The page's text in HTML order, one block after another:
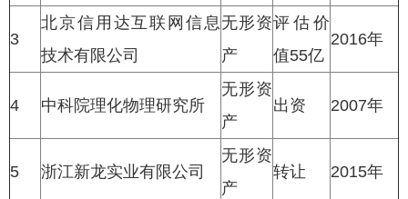
3
北京信用达互联网信息
技术有限公司
无形资
产
评估价
值55亿
2016年
4 中科院理化物理研究所
无形资
产
出资 2007年
5 浙江新龙实业有限公司
无形资
产
转让 2015年